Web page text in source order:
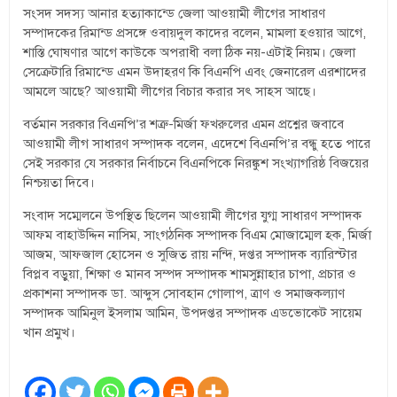
সংসদ সদস্য আনার হত্যাকান্ডে জেলা আওয়ামী লীগের সাধারণ
সম্পাদকের রিমান্ড প্রসঙ্গে ওবায়দুল কাদের বলেন, মামলা হওয়ার আগে,
শাস্তি ঘোষণার আগে কাউকে অপরাধী বলা ঠিক নয়-এটাই নিয়ম। জেলা
সেক্রেটারি রিমান্ডে এমন উদাহরণ কি বিএনপি এবং জেনারেল এরশাদের
আমলে আছে? আওয়ামী লীগের বিচার করার সৎ সাহস আছে।
বর্তমান সরকার বিএনপি’র শত্রু-মির্জা ফখরুলের এমন প্রশ্নের জবাবে
আওয়ামী লীগ সাধারণ সম্পাদক বলেন, এদেশে বিএনপি’র বন্ধু হতে পারে
সেই সরকার যে সরকার নির্বাচনে বিএনপিকে নিরঙ্কুশ সংখ্যাগরিষ্ঠ বিজয়ের
নিশ্চয়তা দিবে।
সংবাদ সম্মেলনে উপস্থিত ছিলেন আওয়ামী লীগের যুগ্ম সাধারণ সম্পাদক
আফম বাহাউদ্দিন নাসিম, সাংগঠনিক সম্পাদক বিএম মোজাম্মেল হক, মির্জা
আজম, আফজাল হোসেন ও সুজিত রায় নন্দি, দপ্তর সম্পাদক ব্যারিস্টার
বিপ্লব বড়ুয়া, শিক্ষা ও মানব সম্পদ সম্পাদক শামসুন্নাহার চাপা, প্রচার ও
প্রকাশনা সম্পাদক ডা. আব্দুস সোবহান গোলাপ, ত্রাণ ও সমাজকল্যাণ
সম্পাদক আমিনুল ইসলাম আমিন, উপদপ্তর সম্পাদক এডভোকেট সায়েম
খান প্রমুখ।